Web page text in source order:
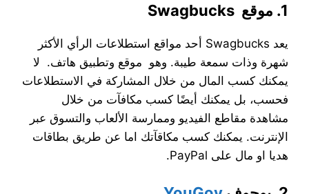
1. موقع Swagbucks
يعد Swagbucks أحد مواقع استطلاعات الرأي الأكثر
شهرة وذات سمعة طيبة. وهو موقع وتطبيق هاتف. لا
يمكنك كسب المال من خلال المشاركة في الاستطلاعات
فحسب، بل يمكنك أيضًا كسب مكافآت من خلال
مشاهدة مقاطع الفيديو وممارسة الألعاب والتسوق عبر
الإنترنت. يمكنك كسب مكاقآتك اما عن طريق بطاقات
هديا او مال على PayPal.